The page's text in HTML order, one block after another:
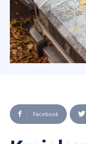
Facebook